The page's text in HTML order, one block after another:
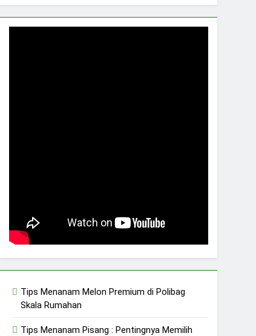
Tips Menanam Melon Premium di Polibag
Skala Rumahan
Tips Menanam Pisang : Pentingnya Memilih